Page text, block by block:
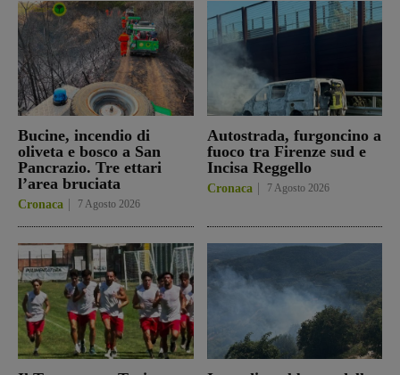
Bucine, incendio di
oliveta e bosco a San
Pancrazio. Tre ettari
l’area bruciata
Cronaca 7 Agosto 2026
Autostrada, furgoncino a
fuoco tra Firenze sud e
Incisa Reggello
Cronaca 7 Agosto 2026